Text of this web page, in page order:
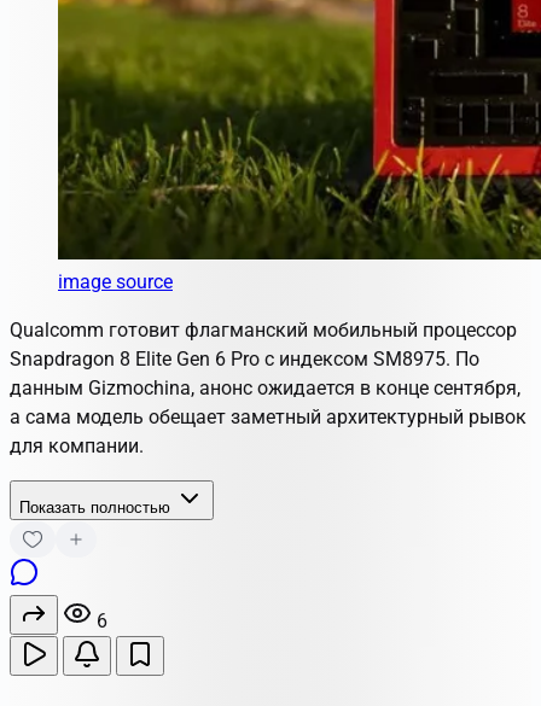
image source
Qualcomm готовит флагманский мобильный процессор
Snapdragon 8 Elite Gen 6 Pro с индексом SM8975. По
данным Gizmochina, анонс ожидается в конце сентября,
а сама модель обещает заметный архитектурный рывок
для компании.
Показать полностью
6